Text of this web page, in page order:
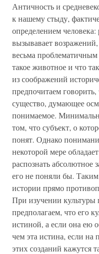
Античность и
к нашему стыду,
определением
вызывавает
весьма проблематичным
такое животное и что
из соображений
предпочитаем
существо, думающее
понимаемое.
том, что субъект, о
понят. Однако
некоторой мере
распознать абсолютное
его не поняли бы.
истории прямо
При изучении культуры
предполагаем, что его
истиной, а если она ею
чем эта истина, если на
этих созданий кажутся